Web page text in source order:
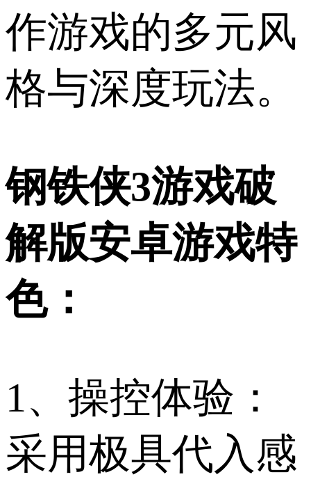
作游戏的多元风
格与深度玩法。
钢铁侠3游戏破
解版安卓游戏特
色：
1、操控体验：
采用极具代入感